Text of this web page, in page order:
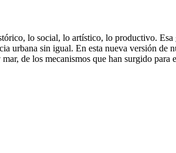
lo social, lo artístico, lo productivo.
urbana sin igual. En esta nueva versión de
de los mecanismos que han surgido para